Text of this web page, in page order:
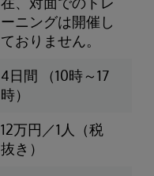
ーニングは開催し
ておりません。
4日間 （10時～17
時）
12万円／1人（税
抜き）